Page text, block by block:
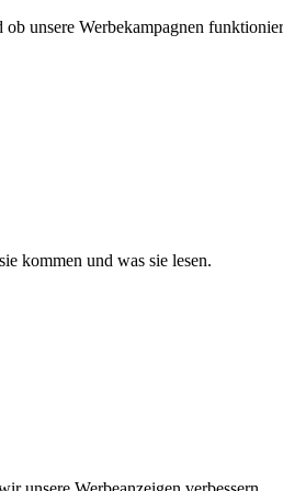
unsere Werbekampagnen
kommen und was sie lesen.